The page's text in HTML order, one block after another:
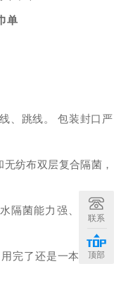
单
、跳线。 包装封口严
纺布双层复合隔菌，
隔菌能力强、舒适柔
完了还是一本，好销
联系
顶部